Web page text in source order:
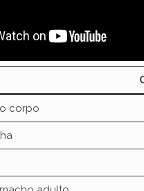
é robusto e
Confira os principais
corpo